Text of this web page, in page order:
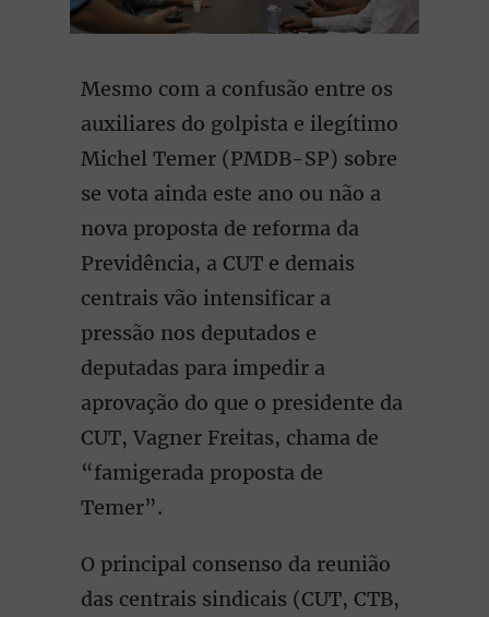
Mesmo com a confusão entre os
auxiliares do golpista e ilegítimo
Michel Temer (PMDB-SP) sobre
se vota ainda este ano ou não a
nova proposta de reforma da
Previdência, a CUT e demais
centrais vão intensificar a
pressão nos deputados e
deputadas para impedir a
aprovação do que o presidente da
CUT, Vagner Freitas, chama de
“famigerada proposta de
Temer”.
O principal consenso da reunião
das centrais sindicais (CUT, CTB,